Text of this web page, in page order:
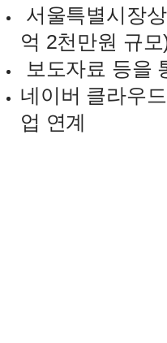
서울특별시장
억 2천만원 규모
보도자료 등을
네이버 클라우
업 연계